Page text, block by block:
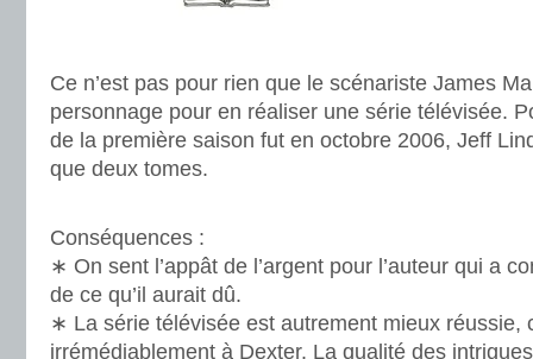
Ce n’est pas pour rien que le scénariste James
personnage pour en réaliser une série télévisée.
de la première saison fut en octobre 2006, Jeff
que deux tomes.
Conséquences :
∗ On sent l’appât de l’argent pour l’auteur qui a
de ce qu’il aurait dû.
∗ La série télévisée est autrement mieux réussie,
irrémédiablement à Dexter. La qualité des